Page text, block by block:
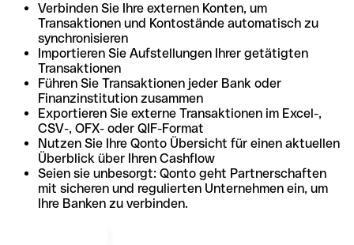
Verbinden Sie Ihre externen Konten, um
Transaktionen und Kontostände automatisch zu
synchronisieren
Importieren Sie Aufstellungen Ihrer getätigten
Transaktionen
Führen Sie Transaktionen jeder Bank oder
Finanzinstitution zusammen
Exportieren Sie externe Transaktionen im Excel-,
CSV-, OFX- oder QIF-Format
Nutzen Sie Ihre Qonto Übersicht für einen aktuellen
Überblick über Ihren Cashflow
Seien sie unbesorgt: Qonto geht Partnerschaften
mit sicheren und regulierten Unternehmen ein, um
Ihre Banken zu verbinden.